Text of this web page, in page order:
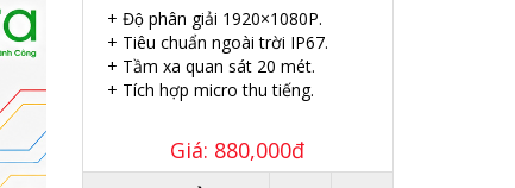
+ Độ phân giải 1920×1080P.
+ Tiêu chuẩn ngoài trời IP67.
+ Tầm xa quan sát 20 mét.
+ Tích hợp micro thu tiếng.
Giá: 880,000đ